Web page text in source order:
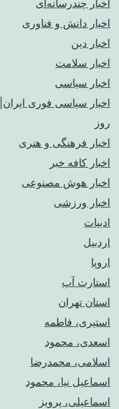
اخبار چندرسانه‌ای
اخبار دانش و فناوری
اخبار دین
اخبار سلامت
اخبار سیاسی
اخبار سیاسی فوری
روز
اخبار فرهنگی و هنری
اخبار کافه خبر
اخبار هوش مصنوعی
اخبار ورزشی
ادبیات
اردبیل
اروپا
استارت آپ
استان تهران
استیری، فاطمه
اسعدی، محمود
اسلامی، محمدرضا
اسماعیل نیا، محمود
اسماعیلی، پرویز